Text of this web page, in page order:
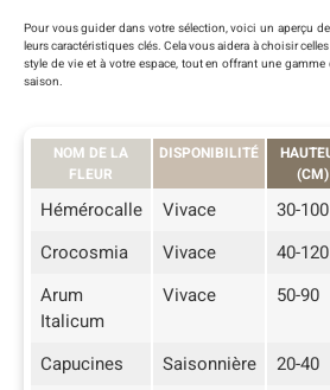
Pour vous guider dans votre sélection, voici un aperçu
leurs caractéristiques clés. Cela vous aidera à choisir
style de vie et à votre espace, tout en offrant une
saison.
NOM DE LA
FLEUR
DISPONIBILITÉ
(CM)
Hémérocalle Vivace 30-100
Crocosmia
Vivace 40-120
Arum
Italicum
Vivace 50-90
Capucines Saisonnière 20-40